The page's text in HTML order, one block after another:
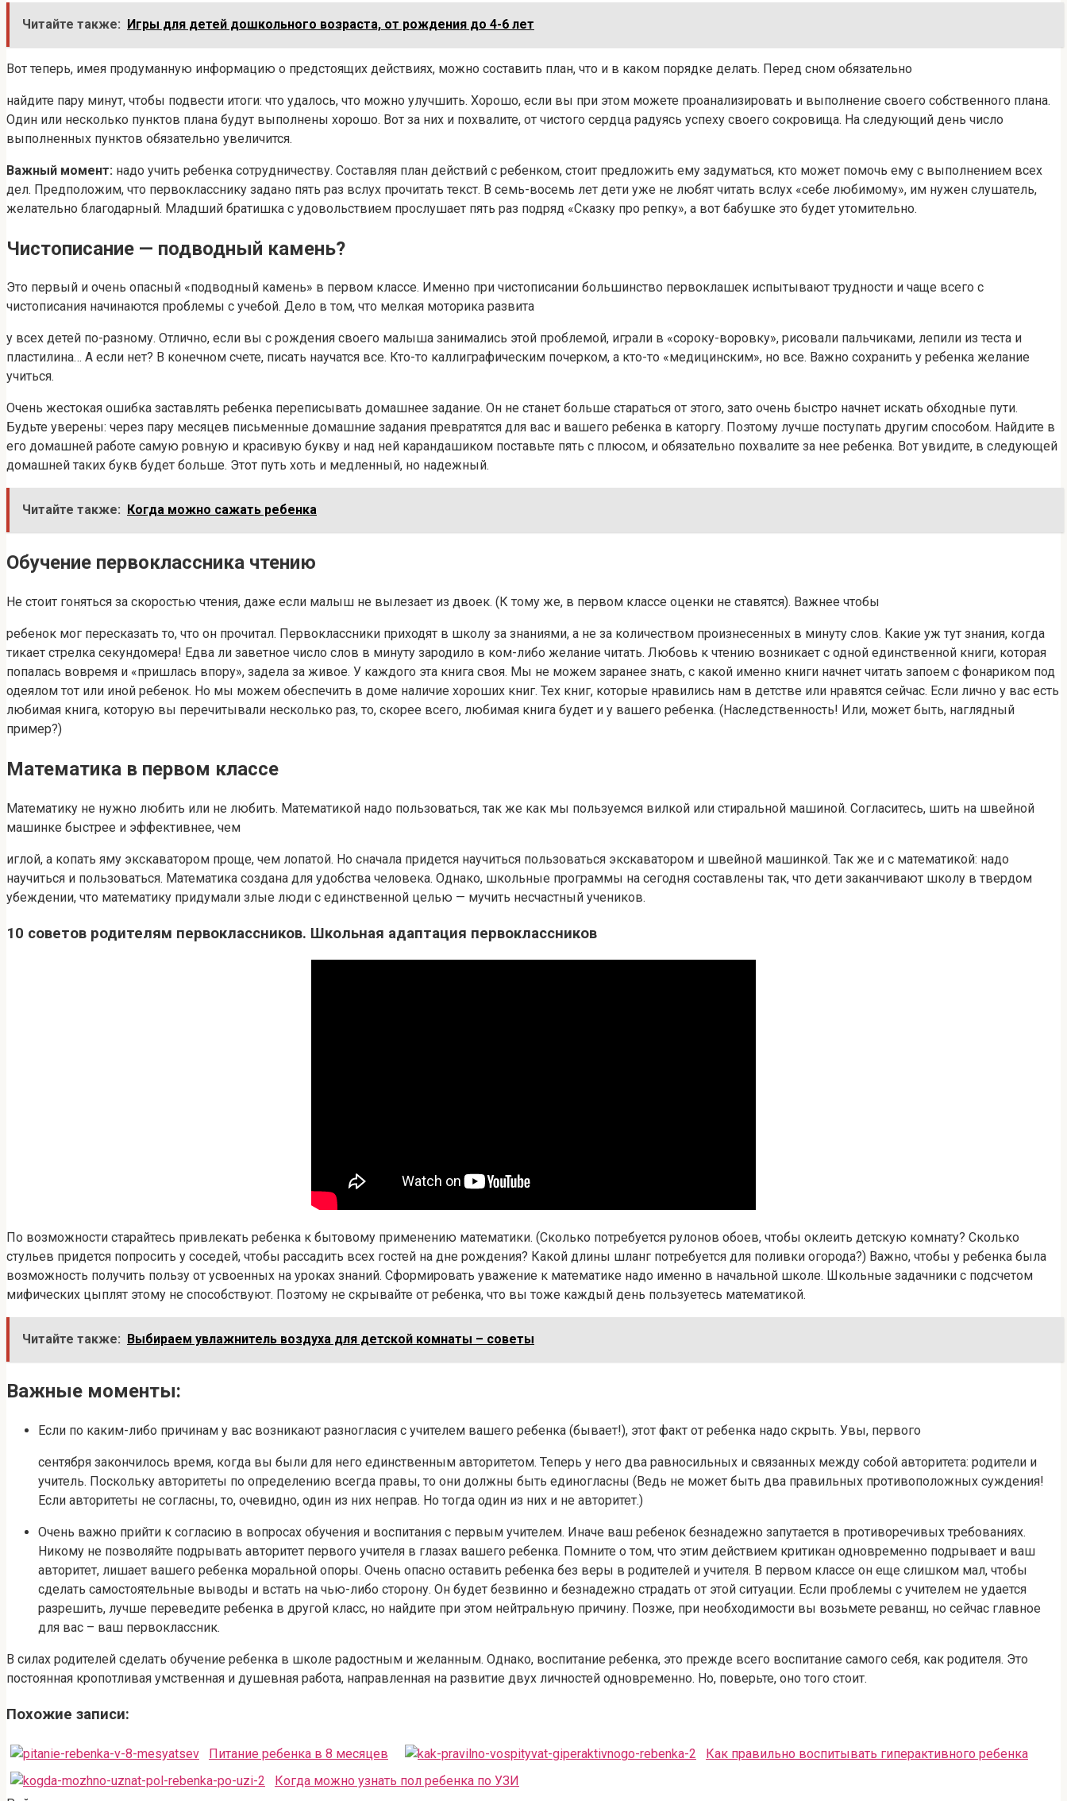
Читайте также: Игры для детей дошкольного возраста, от рождения до 4-6 лет
Вот теперь, имея продуманную информацию о предстоящих действиях, можно составить план, что и в каком порядке делать. Перед сном обязательно
найдите пару минут, чтобы подвести итоги: что удалось, что можно улучшить. Хорошо, если вы при этом можете проанализировать и выполнение своего собственного плана.
Один или несколько пунктов плана будут выполнены хорошо. Вот за них и похвалите, от чистого сердца радуясь успеху своего сокровища. На следующий день число
выполненных пунктов обязательно увеличится.
Важный момент: надо учить ребенка сотрудничеству. Составляя план действий с ребенком, стоит предложить ему задуматься, кто может помочь ему с выполнением всех
дел. Предположим, что первокласснику задано пять раз вслух прочитать текст. В семь-восемь лет дети уже не любят читать вслух «себе любимому», им нужен слушатель,
желательно благодарный. Младший братишка с удовольствием прослушает пять раз подряд «Сказку про репку», а вот бабушке это будет утомительно.
Чистописание — подводный камень?
Это первый и очень опасный «подводный камень» в первом классе. Именно при чистописании большинство первоклашек испытывают трудности и чаще всего с
чистописания начинаются проблемы с учебой. Дело в том, что мелкая моторика развита
у всех детей по-разному. Отлично, если вы с рождения своего малыша занимались этой проблемой, играли в «сороку-воровку», рисовали пальчиками, лепили из теста и
пластилина… А если нет? В конечном счете, писать научатся все. Кто-то каллиграфическим почерком, а кто-то «медицинским», но все. Важно сохранить у ребенка желание
учиться.
Очень жестокая ошибка заставлять ребенка переписывать домашнее задание. Он не станет больше стараться от этого, зато очень быстро начнет искать обходные пути.
Будьте уверены: через пару месяцев письменные домашние задания превратятся для вас и вашего ребенка в каторгу. Поэтому лучше поступать другим способом. Найдите в
его домашней работе самую ровную и красивую букву и над ней карандашиком поставьте пять с плюсом, и обязательно похвалите за нее ребенка. Вот увидите, в следующей
домашней таких букв будет больше. Этот путь хоть и медленный, но надежный.
Читайте также: Когда можно сажать ребенка
Обучение первоклассника чтению
Не стоит гоняться за скоростью чтения, даже если малыш не вылезает из двоек. (К тому же, в первом классе оценки не ставятся). Важнее чтобы
ребенок мог пересказать то, что он прочитал. Первоклассники приходят в школу за знаниями, а не за количеством произнесенных в минуту слов. Какие уж тут знания, когда
тикает стрелка секундомера! Едва ли заветное число слов в минуту зародило в ком-либо желание читать. Любовь к чтению возникает с одной единственной книги, которая
попалась вовремя и «пришлась впору», задела за живое. У каждого эта книга своя. Мы не можем заранее знать, с какой именно книги начнет читать запоем с фонариком под
одеялом тот или иной ребенок. Но мы можем обеспечить в доме наличие хороших книг. Тех книг, которые нравились нам в детстве или нравятся сейчас. Если лично у вас есть
любимая книга, которую вы перечитывали несколько раз, то, скорее всего, любимая книга будет и у вашего ребенка. (Наследственность! Или, может быть, наглядный
пример?)
Математика в первом классе
Математику не нужно любить или не любить. Математикой надо пользоваться, так же как мы пользуемся вилкой или стиральной машиной. Согласитесь, шить на швейной
машинке быстрее и эффективнее, чем
иглой, а копать яму экскаватором проще, чем лопатой. Но сначала придется научиться пользоваться экскаватором и швейной машинкой. Так же и с математикой: надо
научиться и пользоваться. Математика создана для удобства человека. Однако, школьные программы на сегодня составлены так, что дети заканчивают школу в твердом
убеждении, что математику придумали злые люди с единственной целью — мучить несчастный учеников.
10 советов родителям первоклассников. Школьная адаптация первоклассников
По возможности старайтесь привлекать ребенка к бытовому применению математики. (Сколько потребуется рулонов обоев, чтобы оклеить детскую комнату? Сколько
стульев придется попросить у соседей, чтобы рассадить всех гостей на дне рождения? Какой длины шланг потребуется для поливки огорода?) Важно, чтобы у ребенка была
возможность получить пользу от усвоенных на уроках знаний. Сформировать уважение к математике надо именно в начальной школе. Школьные задачники с подсчетом
мифических цыплят этому не способствуют. Поэтому не скрывайте от ребенка, что вы тоже каждый день пользуетесь математикой.
Читайте также: Выбираем увлажнитель воздуха для детской комнаты – советы
Важные моменты:
Если по каким-либо причинам у вас возникают разногласия с учителем вашего ребенка (бывает!), этот факт от ребенка надо скрыть. Увы, первого
сентября закончилось время, когда вы были для него единственным авторитетом. Теперь у него два равносильных и связанных между собой авторитета: родители и
учитель. Поскольку авторитеты по определению всегда правы, то они должны быть единогласны (Ведь не может быть два правильных противоположных суждения!
Если авторитеты не согласны, то, очевидно, один из них неправ. Но тогда один из них и не авторитет.)
Очень важно прийти к согласию в вопросах обучения и воспитания с первым учителем. Иначе ваш ребенок безнадежно запутается в противоречивых требованиях.
Никому не позволяйте подрывать авторитет первого учителя в глазах вашего ребенка. Помните о том, что этим действием критикан одновременно подрывает и ваш
авторитет, лишает вашего ребенка моральной опоры. Очень опасно оставить ребенка без веры в родителей и учителя. В первом классе он еще слишком мал, чтобы
сделать самостоятельные выводы и встать на чью-либо сторону. Он будет безвинно и безнадежно страдать от этой ситуации. Если проблемы с учителем не удается
разрешить, лучше переведите ребенка в другой класс, но найдите при этом нейтральную причину. Позже, при необходимости вы возьмете реванш, но сейчас главное
для вас – ваш первоклассник.
В силах родителей сделать обучение ребенка в школе радостным и желанным. Однако, воспитание ребенка, это прежде всего воспитание самого себя, как родителя. Это
постоянная кропотливая умственная и душевная работа, направленная на развитие двух личностей одновременно. Но, поверьте, оно того стоит.
Похожие записи:
Питание ребенка в 8 месяцев
Как правильно воспитывать гиперактивного ребенка
Когда можно узнать пол ребенка по УЗИ